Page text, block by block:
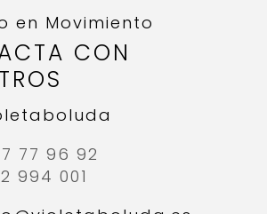
en Movimiento
CON
77 96 92
994 001